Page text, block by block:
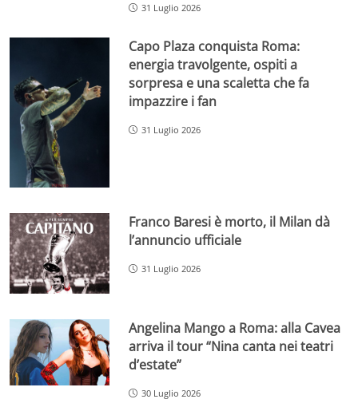
31 Luglio 2026
Capo Plaza conquista Roma:
energia travolgente, ospiti a
sorpresa e una scaletta che fa
impazzire i fan
31 Luglio 2026
Franco Baresi è morto, il Milan dà
l’annuncio ufficiale
31 Luglio 2026
Angelina Mango a Roma: alla Cavea
arriva il tour “Nina canta nei teatri
d’estate”
30 Luglio 2026